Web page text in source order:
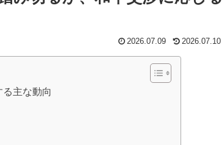
2026.07.09 2026.07.10
主な動向